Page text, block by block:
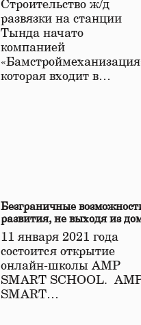
Строительство ж/д
развязки на станции
Тында начато
компанией
которая входит в…
Безграничные
развития, не выходя из
11 января 2021 года
состоится открытие
онлайн-школы АМР
SMART SCHOOL.
SMART…